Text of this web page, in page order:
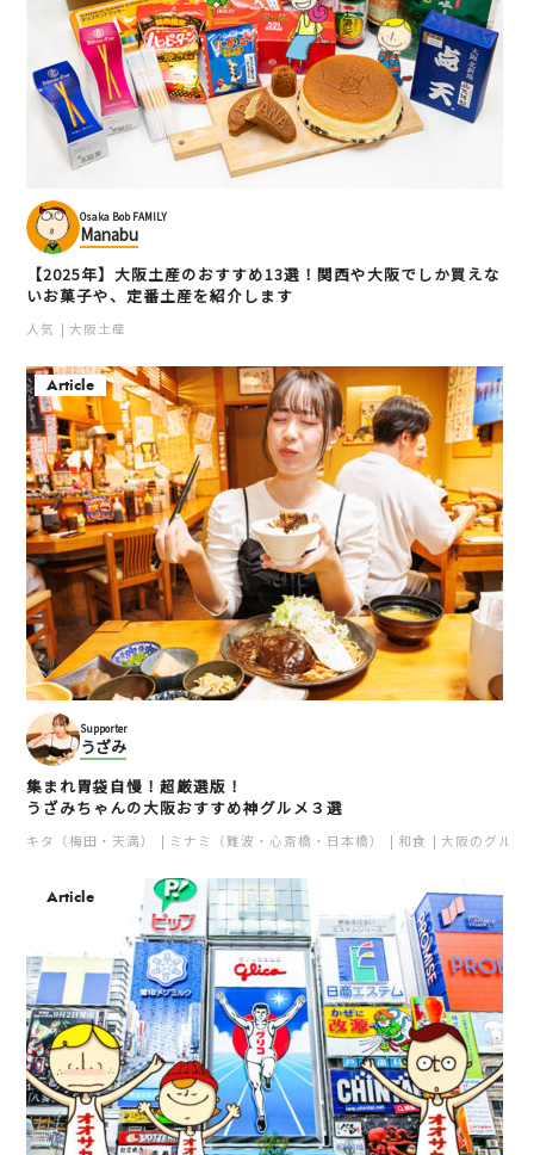
Osaka Bob FAMILY
Manabu
【2025年】大阪土産のおすすめ13選！関西や大阪でしか買えな
いお菓子や、定番土産を紹介します
人気 大阪土産
Article
Supporter
うざみ
集まれ胃袋自慢！超厳選版！
うざみちゃんの大阪おすすめ神グルメ３選
キタ（梅田・天満） ミナミ（難波・心斎橋・日本橋） 和食 大阪のグルメ
Article